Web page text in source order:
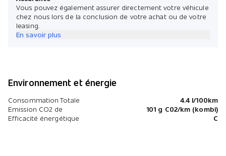
Vous pouvez également assurer directement votre véhicule
chez nous lors de la conclusion de votre achat ou de votre
leasing.
En savoir plus
Environnement et énergie
Consommation Totale
4.4 l/100km
Emission CO2 de
101 g C02/km (kombi)
Efficacité énergétique
C